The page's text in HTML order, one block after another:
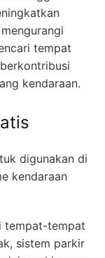
tempat
kendaraan.
digunakan di
kendaraan
tempat-tempat
sistem parkir